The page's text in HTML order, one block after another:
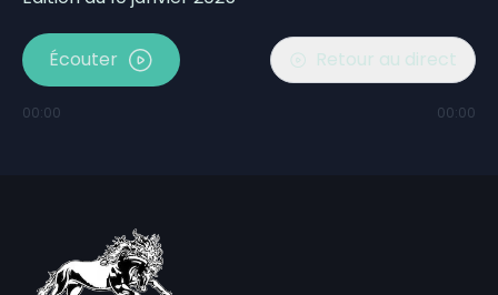
Écouter Retour au direct
00:00 00:00